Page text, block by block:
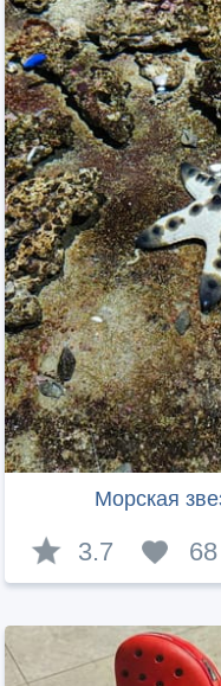
Морская
3.7 68